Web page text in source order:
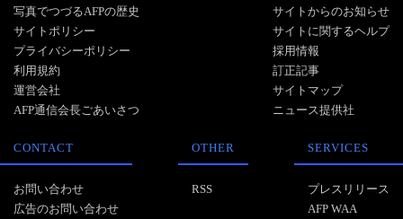
写真でつづるAFPの歴史
サイトポリシー
プライバシーポリシー
利用規約
運営会社
AFP通信会長ごあいさつ
サイトからのお知らせ
サイトに関するヘルプ
採用情報
訂正記事
サイトマップ
ニュース提供社
CONTACT
お問い合わせ
広告のお問い合わせ
OTHER
RSS
SERVICES
プレスリリース
AFP WAA